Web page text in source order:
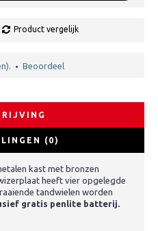
Product vergelijk
• Beoordeel
(0)
kast met bronzen
heeft vier opgelegde
tandwielen worden
gratis penlite batterij.